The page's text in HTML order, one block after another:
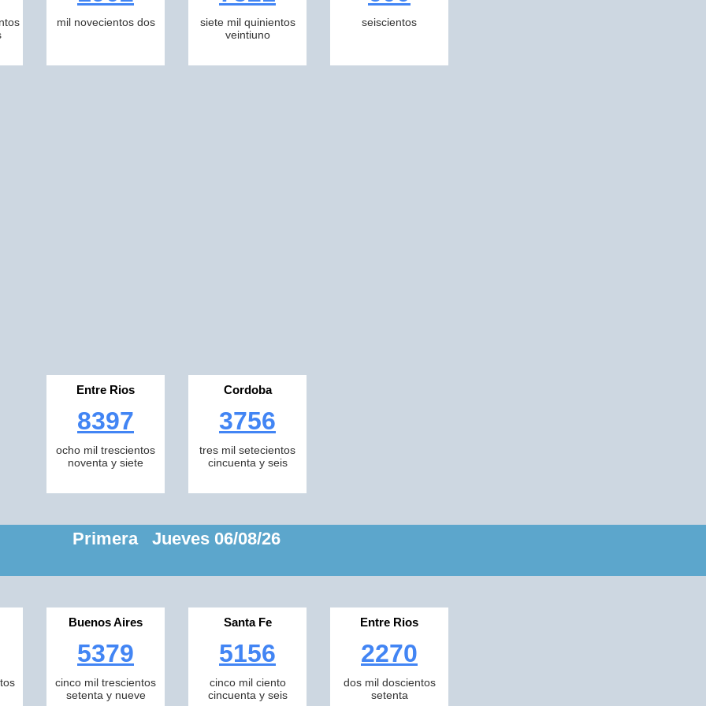
mil novecientos dos
siete mil quinientos
veintiuno
seiscientos
Entre Rios
8397
ocho mil trescientos
noventa y siete
Cordoba
3756
tres mil setecientos
cincuenta y seis
Primera Jueves 06/08/26
Buenos Aires
5379
cinco mil trescientos
setenta y nueve
Santa Fe
5156
cinco mil ciento
cincuenta y seis
Entre Rios
2270
dos mil doscientos
setenta